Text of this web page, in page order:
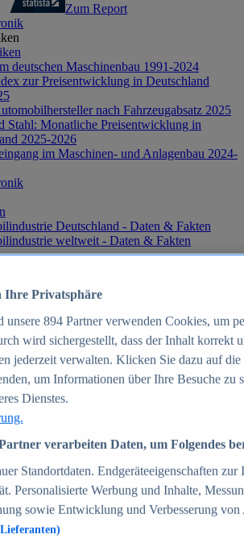
Zum Report
deutschen Maschinenbau 1991-2024
zur Preisentwicklung in Deutschland
nach Fahrzeugabsatz 2025
Stahl: Monatliche Preisentwicklung in
2025-2026
im Maschinen- und Anlagenbau 2024-
Deutschland - Daten & Fakten
weltweit - Daten & Fakten
Zum Report
- Entwicklung des Umsatzes in
1999-2025
Amazon in Deutschland und weltweit
Top-50 Online Shops in
2024
von Online-Zahlungsverfahren in
2024
Warengruppen im Online-Handel in
2023-2025
Ihre Privatsphäre
unsere 894Partner verwenden Cookies, um
wird sichergestellt, dass der Inhalt korrekt
jederzeit verwalten. Klicken Sie dazu auf
um Informationen über Ihre Besuche
Dienstes.
verarbeiten Daten, um Folgendes
Standortdaten. Endgeräteeigenschaften
Personalisierte Werbung und Inhalte,
sowie Entwicklung und Verbesserung von